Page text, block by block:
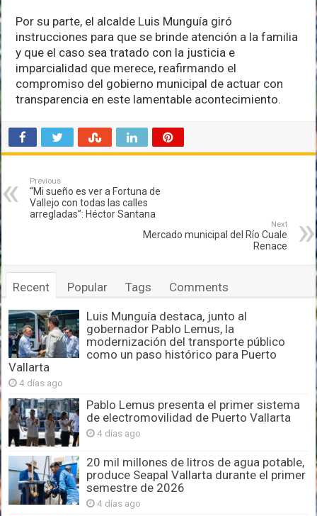
Por su parte, el alcalde Luis Munguía giró
instrucciones para que se brinde atención a la familia
y que el caso sea tratado con la justicia e
imparcialidad que merece, reafirmando el
compromiso del gobierno municipal de actuar con
transparencia en este lamentable acontecimiento.
Previous
“Mi sueño es ver a Fortuna de
Vallejo con todas las calles
arregladas”: Héctor Santana
Next
Mercado municipal del Río Cuale
Renace
Recent Popular Tags Comments
Luis Munguía destaca, junto al
gobernador Pablo Lemus, la
modernización del transporte público
como un paso histórico para Puerto
Vallarta
4 días ago
Pablo Lemus presenta el primer sistema
de electromovilidad de Puerto Vallarta
4 días ago
20 mil millones de litros de agua potable,
produce Seapal Vallarta durante el primer
semestre de 2026
4 días ago